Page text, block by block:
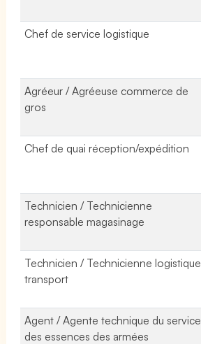
Chef de service logistique
Agréeur / Agréeuse commerce de
gros
Chef de quai réception/expédition
Technicien / Technicienne
responsable magasinage
Technicien / Technicienne logistique
transport
Agent / Agente technique du service
des essences des armées